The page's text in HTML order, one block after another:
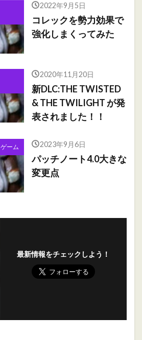
2022年9月5日
コレックを勢力効果で
強化しまくってみた
2020年11月20日
新DLC:THE TWISTED
& THE TWILIGHT が発
表されました！！
ゲーム 2023年9月6日
パッチノート4.0大きな
変更点
最新情報をチェックしよう！